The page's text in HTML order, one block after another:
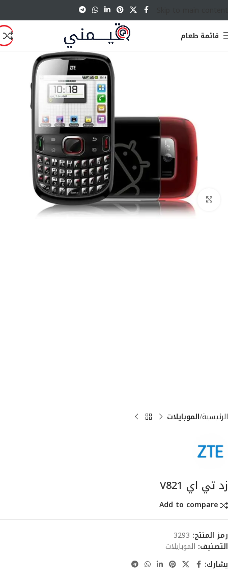
قائمة طعام
انقر للتكبير
الرئيسية الموبايلات
زد تي اي V821
Add to compare
رمز المنتج: 3293
التصنيف: الموبايلات
يشارك: